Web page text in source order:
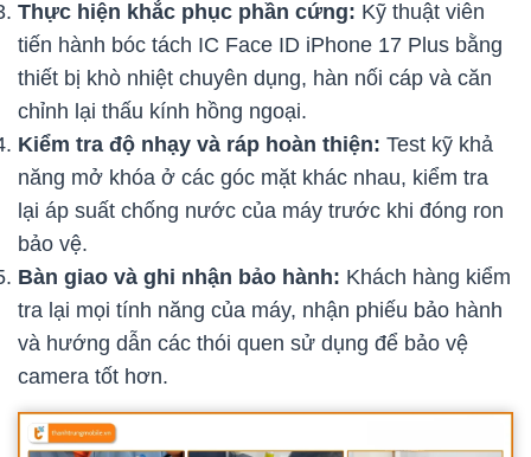
Thực hiện khắc phục phần cứng: Kỹ thuật viên
tiến hành bóc tách IC Face ID iPhone 17 Plus bằng
thiết bị khò nhiệt chuyên dụng, hàn nối cáp và căn
chỉnh lại thấu kính hồng ngoại.
Kiểm tra độ nhạy và ráp hoàn thiện: Test kỹ khả
năng mở khóa ở các góc mặt khác nhau, kiểm tra
lại áp suất chống nước của máy trước khi đóng ron
bảo vệ.
Bàn giao và ghi nhận bảo hành: Khách hàng kiểm
tra lại mọi tính năng của máy, nhận phiếu bảo hành
và hướng dẫn các thói quen sử dụng để bảo vệ
camera tốt hơn.